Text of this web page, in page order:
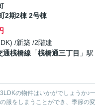
2期2棟 2号棟
/新築 /2階建
通桟橋線 「桟橋通三丁目 」
の物件はいかがでしょうか♪
服をしまうことができ、季節の